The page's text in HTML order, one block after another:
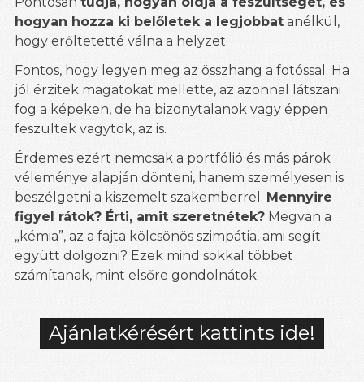
hogyan hozza ki belőletek a legjobbat anélkül,
hogy erőltetetté válna a helyzet.
Fontos, hogy legyen meg az összhang a fotóssal. Ha
jól érzitek magatokat mellette, az azonnal látszani
fog a képeken, de ha bizonytalanok vagy éppen
feszültek vagytok, az is.
Érdemes ezért nemcsak a portfólió és más párok
véleménye alapján dönteni, hanem személyesen is
beszélgetni a kiszemelt szakemberrel. Mennyire
figyel rátok? Érti, amit szeretnétek? Megvan a
„kémia”, az a fajta kölcsönös szimpátia, ami segít
együtt dolgozni? Ezek mind sokkal többet
számítanak, mint elsőre gondolnátok.
Ajánlatkérésért kattints ide!